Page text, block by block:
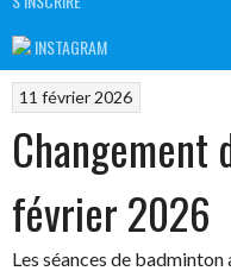
INSTAGRAM
11 février 2026
Changement
février 2026
Les séances de